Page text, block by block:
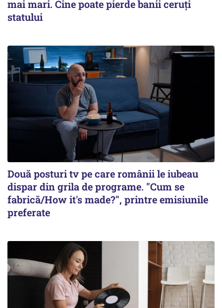
mai mari. Cine poate pierde banii ceruți
statului
Două posturi tv pe care românii le iubeau
dispar din grila de programe. "Cum se
fabrică/How it's made?", printre emisiunile
preferate